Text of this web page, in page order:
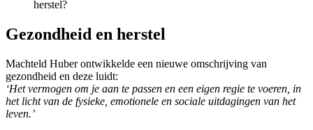
herstel?
Gezondheid en herstel
Machteld Huber ontwikkelde een nieuwe omschrijving van
gezondheid en deze luidt:
‘Het vermogen om je aan te passen en een eigen regie te voeren, in
het licht van de fysieke, emotionele en sociale uitdagingen van het
leven.’